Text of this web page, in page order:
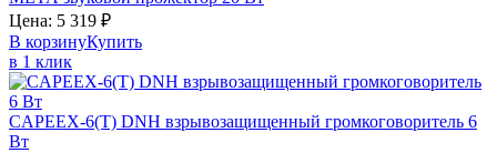
Цена: 5 319 ₽
В корзинуКупить
в 1 клик
CAPEEX-6(T) DNH взрывозащищенный громкоговоритель 6
Вт